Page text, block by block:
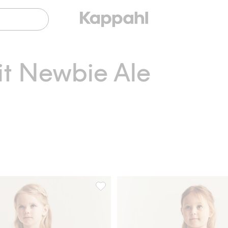
Newbie Ale
Lisää suosikkeihin Kudotut housut brodeerauksella, Lisää